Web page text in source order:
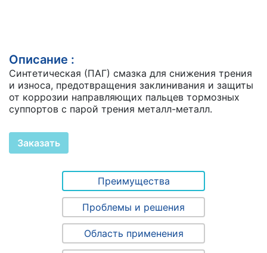
Описание :
Синтетическая (ПАГ) смазка для снижения трения
и износа, предотвращения заклинивания и защиты
от коррозии направляющих пальцев тормозных
суппортов с парой трения металл-металл.
Заказать
Преимущества
Проблемы и решения
Область применения